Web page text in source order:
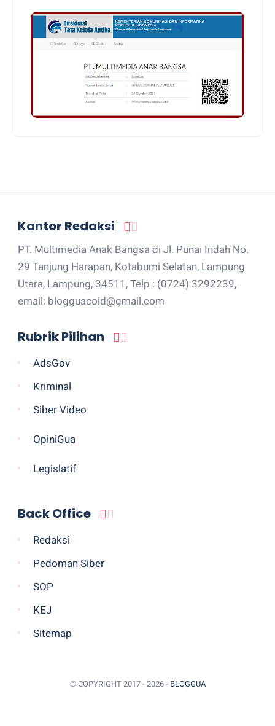
Kantor Redaksi
PT. Multimedia Anak Bangsa di Jl. Punai Indah No.
29 Tanjung Harapan, Kotabumi Selatan, Lampung
Utara, Lampung, 34511, Telp : (0724) 3292239,
email: blogguacoid@gmail.com
Rubrik Pilihan
AdsGov
Kriminal
Siber Video
OpiniGua
Legislatif
Back Office
Redaksi
Pedoman Siber
SOP
KEJ
Sitemap
© COPYRIGHT 2017 - 2026 - BLOGGUA